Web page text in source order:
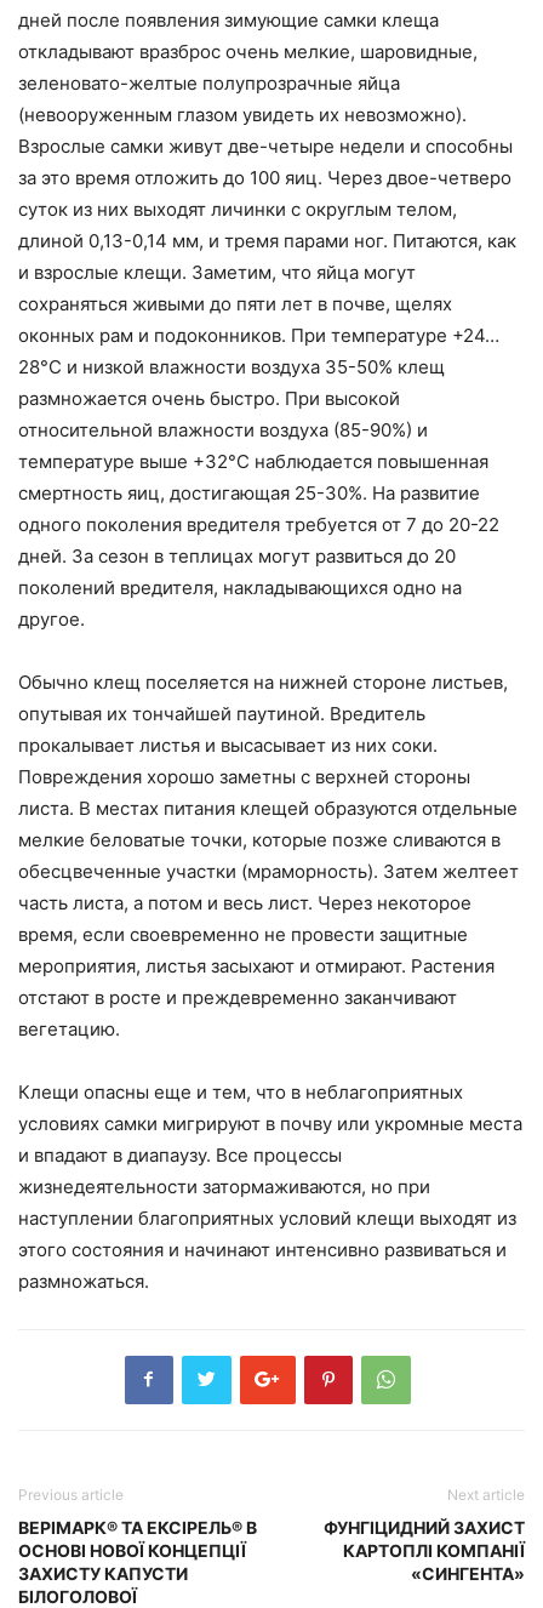
дней после появления зимующие самки клеща
откладывают вразброс очень мелкие, шаровидные,
зеленовато-желтые полупрозрачные яйца
(невооруженным глазом увидеть их невозможно).
Взрослые самки живут две-четыре недели и способны
за это время отложить до 100 яиц. Через двое-четверо
суток из них выходят личинки с округлым телом,
длиной 0,13-0,14 мм, и тремя парами ног. Питаются, как
и взрослые клещи. Заметим, что яйца могут
сохраняться живыми до пяти лет в почве, щелях
оконных рам и подоконников. При температуре +24…
28°С и низкой влажности воздуха 35-50% клещ
размножается очень быстро. При высокой
относительной влажности воздуха (85-90%) и
температуре выше +32°С наблюдается повышенная
смертность яиц, достигающая 25-30%. На развитие
одного поколения вредителя требуется от 7 до 20-22
дней. За сезон в теплицах могут развиться до 20
поколений вредителя, накладывающихся одно на
другое.
Обычно клещ поселяется на нижней стороне листьев,
опутывая их тончайшей паутиной. Вредитель
прокалывает листья и высасывает из них соки.
Повреждения хорошо заметны с верхней стороны
листа. В местах питания клещей образуются отдельные
мелкие беловатые точки, которые позже сливаются в
обесцвеченные участки (мраморность). Затем желтеет
часть листа, а потом и весь лист. Через некоторое
время, если своевременно не провести защитные
мероприятия, листья засыхают и отмирают. Растения
отстают в росте и преждевременно заканчивают
вегетацию.
Клещи опасны еще и тем, что в неблагоприятных
условиях самки мигрируют в почву или укромные места
и впадают в диапаузу. Все процессы
жизнедеятельности затормаживаются, но при
наступлении благоприятных условий клещи выходят из
этого состояния и начинают интенсивно развиваться и
размножаться.
Previous article
ВЕРІМАРК® ТА ЕКСІРЕЛЬ® В
ОСНОВІ НОВОЇ КОНЦЕПЦІЇ
ЗАХИСТУ КАПУСТИ
БІЛОГОЛОВОЇ
Next article
ФУНГІЦИДНИЙ ЗАХИСТ
КАРТОПЛІ КОМПАНІЇ
«СИНГЕНТА»